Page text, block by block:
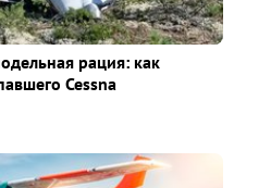
рация: как
Cessna